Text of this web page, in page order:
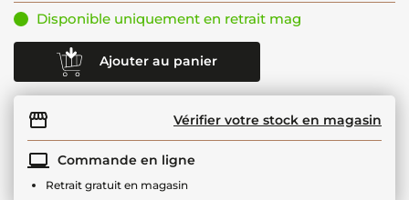
Disponible uniquement en retrait mag
Ajouter au panier
Vérifier votre stock en magasin
Commande en ligne
Retrait gratuit en magasin